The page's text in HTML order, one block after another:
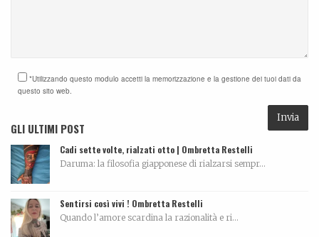
*Utilizzando questo modulo accetti la memorizzazione e la gestione dei tuoi dati da
questo sito web.
GLI ULTIMI POST
Cadi sette volte, rialzati otto | Ombretta Restelli
Daruma: la filosofia giapponese di rialzarsi sempr...
Sentirsi così vivi ! Ombretta Restelli
Quando l’amore scardina la razionalità e ri...